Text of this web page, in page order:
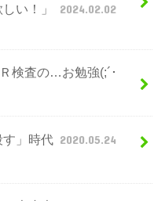
い！」
2024.02.02
検査の…お勉強(;´･
」時代 2020.05.24